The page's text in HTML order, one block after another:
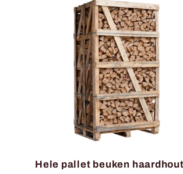
Hele pallet beuken haardhout